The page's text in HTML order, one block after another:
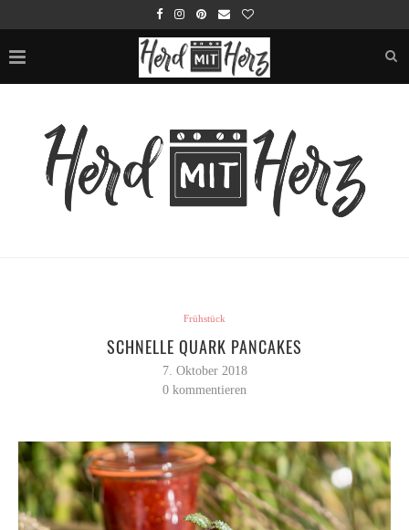
Frühstück
SCHNELLE QUARK PANCAKES
7. Oktober 2018
0 kommentieren